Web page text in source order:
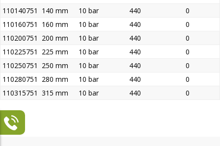
110140751
140 mm 10 bar 440
0
110160751
160 mm 10 bar 440
0
110200751
200 mm 10 bar 440
0
110225751
225 mm 10 bar 440
0
110250751
250 mm 10 bar 440
0
110280751
280 mm 10 bar 440
0
110315751 315 mm 10 bar 440 0